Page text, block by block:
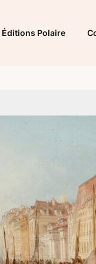
Éditions Polaire